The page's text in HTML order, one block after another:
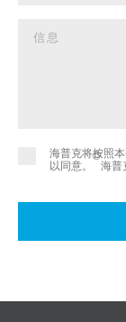
海普克将按照
以同意。
©
海普